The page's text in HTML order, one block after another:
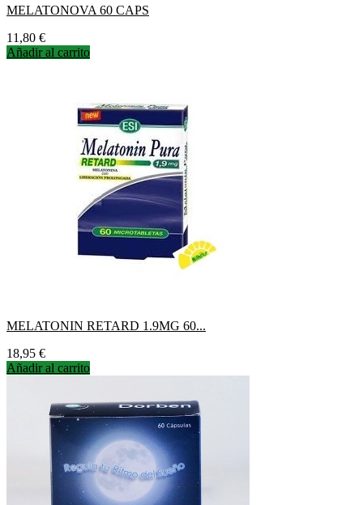
MELATONOVA 60 CAPS
Precio
11,80 €
Añadir al carrito
MELATONIN RETARD 1.9MG 60...
Precio
18,95 €
Añadir al carrito